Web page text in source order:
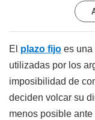
El plazo fijo es una
utilizadas por los
imposibilidad de
deciden volcar su
menos posible